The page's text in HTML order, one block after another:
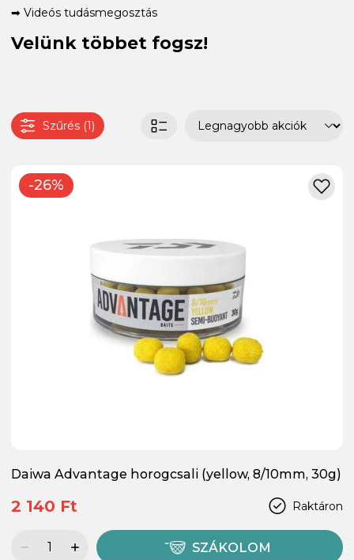
➡ Videós tudásmegosztás
Velünk többet fogsz!
Szűrés (1)
-26%
Daiwa Advantage horogcsali (yellow, 8/10mm, 30g)
Raktáron
2 140 Ft
SZÁKOLOM